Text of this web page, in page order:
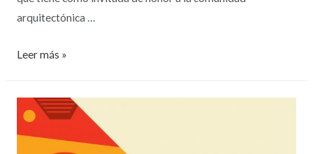
arquitectónica …
Leer más »